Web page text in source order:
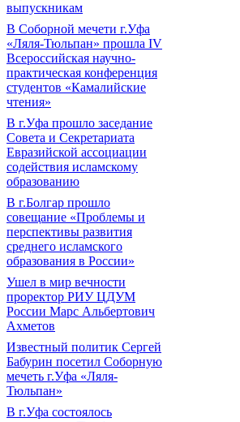
выпускникам
В Соборной мечети г.Уфа
«Ляля-Тюльпан» прошла IV
Всероссийская научно-
практическая конференция
студентов «Камалийские
чтения»
В г.Уфа прошло заседание
Совета и Секретариата
Евразийской ассоциации
содействия исламскому
образованию
В г.Болгар прошло
совещание «Проблемы и
перспективы развития
среднего исламского
образования в России»
Ушел в мир вечности
проректор РИУ ЦДУМ
России Марс Альбертович
Ахметов
Известный политик Сергей
Бабурин посетил Соборную
мечеть г.Уфа «Ляля-
Тюльпан»
В г.Уфа состоялось